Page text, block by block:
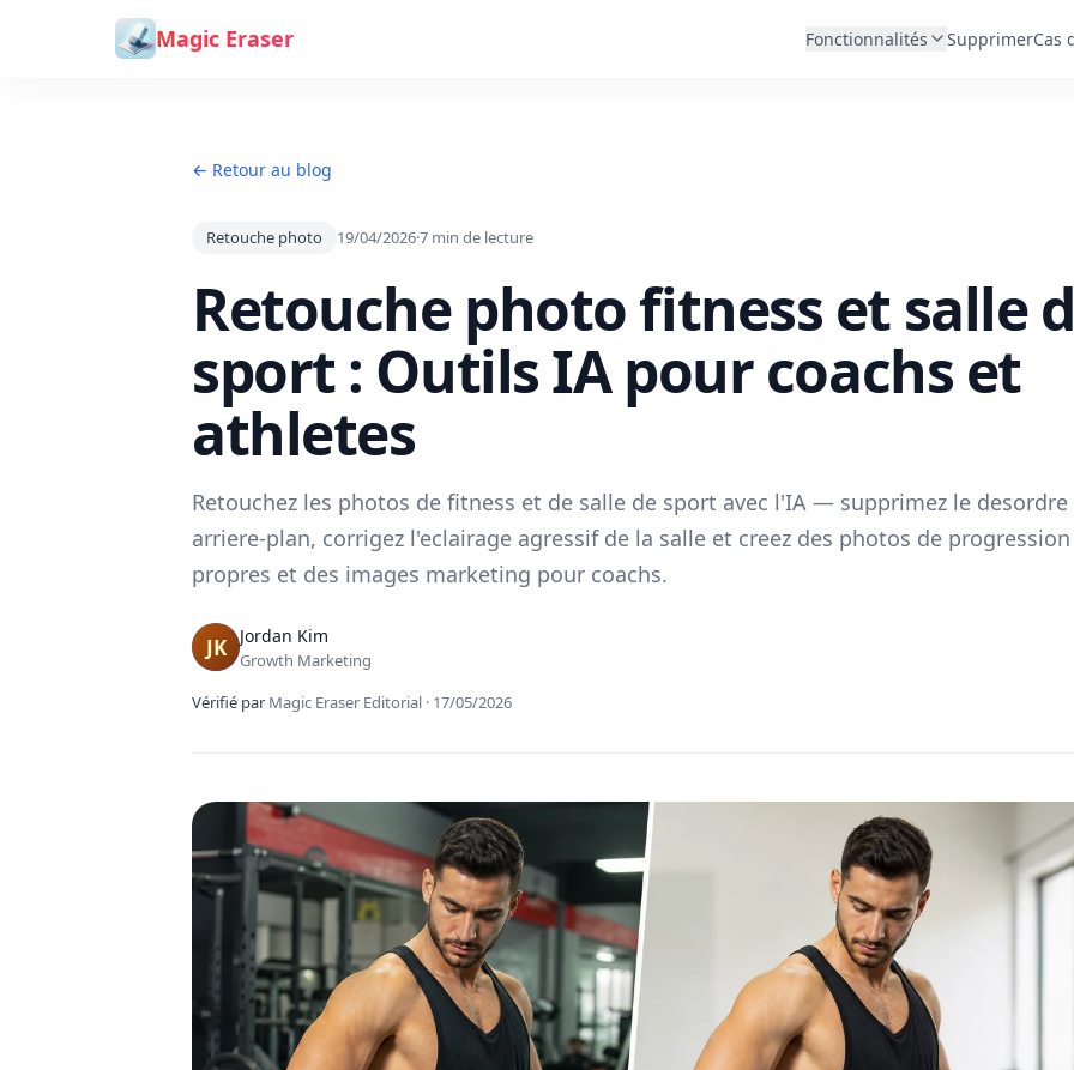
Aller au contenu
Magic Eraser Fonctionnalités SupprimerCas
← Retour au blog
Retouche photo 19/04/2026·7 min de lecture
Retouche photo fitness et salle
sport : Outils IA pour coachs et
athletes
Retouchez les photos de fitness et de salle de sport avec l'IA — supprimez le desordre
arriere-plan, corrigez l'eclairage agressif de la salle et creez des photos de progression
propres et des images marketing pour coachs.
Jordan Kim
Growth Marketing
Vérifié par Magic Eraser Editorial · 17/05/2026